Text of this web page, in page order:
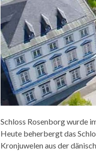
Schloss Rosenborg wurde
Heute beherbergt das
Kronjuwelen aus der